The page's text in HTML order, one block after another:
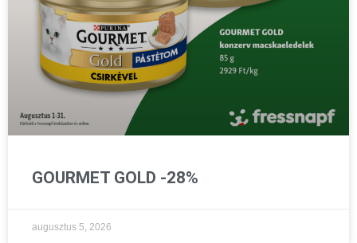
GOURMET GOLD -28%
augusztus 5, 2026